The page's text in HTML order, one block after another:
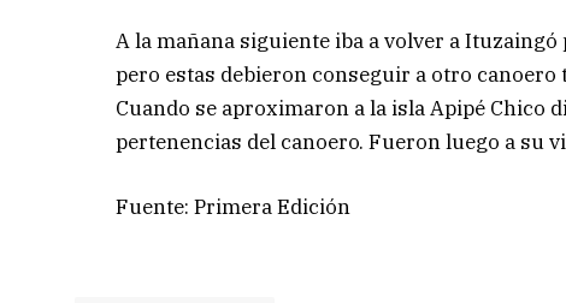
A la mañana siguiente iba a volver a
pero estas debieron conseguir a otro
Cuando se aproximaron a la isla Apipé Chico
pertenencias del canoero. Fueron luego a su
Fuente: Primera Edición